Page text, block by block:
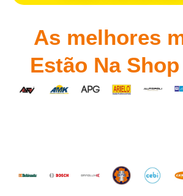
As melhores
Estão Na